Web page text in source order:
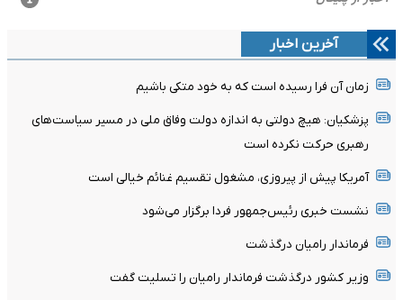
آخرین اخبار
زمان آن فرا رسیده است که به خود متکی باشیم
پزشکیان: هیچ دولتی به اندازه دولت وفاق ملی در مسیر سیاست‌های
رهبری حرکت نکرده است
آمریکا پیش از پیروزی، مشغول تقسیم غنائم خیالی است
نشست خبری رئیس‌جمهور فردا برگزار می‌شود
فرماندار رامیان درگذشت
وزیر کشور درگذشت فرماندار رامیان را تسلیت گفت